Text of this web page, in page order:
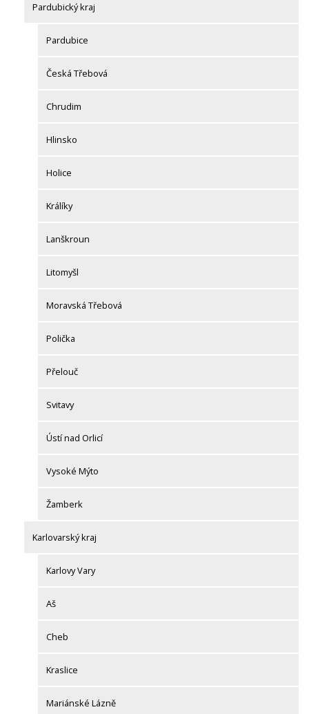
Pardubický kraj
Pardubice
Česká Třebová
Chrudim
Hlinsko
Holice
Králíky
Lanškroun
Litomyšl
Moravská Třebová
Polička
Přelouč
Svitavy
Ústí nad Orlicí
Vysoké Mýto
Žamberk
Karlovarský kraj
Karlovy Vary
Aš
Cheb
Kraslice
Mariánské Lázně